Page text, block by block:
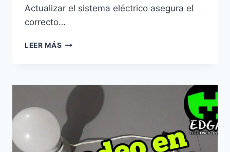
Actualizar el sistema eléctrico asegura el
correcto…
LEER MÁS RAZONES
INSTALACIÓN
ELÉCTRICA
CAMBIAR
LA
COCINA